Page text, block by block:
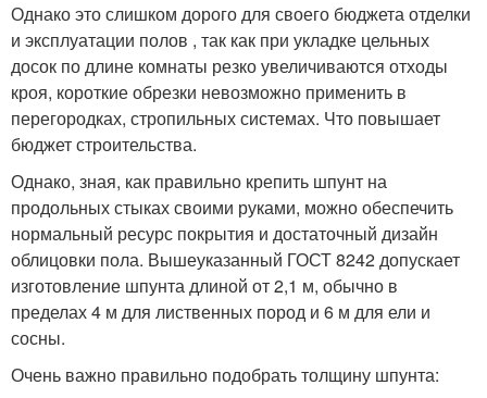
Однако это слишком дорого для своего бюджета отделки
и эксплуатации полов , так как при укладке цельных
досок по длине комнаты резко увеличиваются отходы
кроя, короткие обрезки невозможно применить в
перегородках, стропильных системах. Что повышает
бюджет строительства.
Однако, зная, как правильно крепить шпунт на
продольных стыках своими руками, можно обеспечить
нормальный ресурс покрытия и достаточный дизайн
облицовки пола. Вышеуказанный ГОСТ 8242 допускает
изготовление шпунта длиной от 2,1 м, обычно в
пределах 4 м для лиственных пород и 6 м для ели и
сосны.
Очень важно правильно подобрать толщину шпунта: